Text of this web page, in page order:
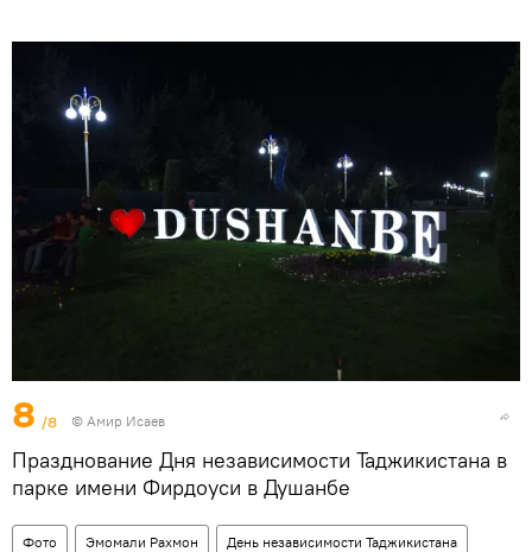
8 /8 © Амир Исаев
Празднование Дня независимости Таджикистана в
парке имени Фирдоуси в Душанбе
Фото Эмомали Рахмон День независимости Таджикистана